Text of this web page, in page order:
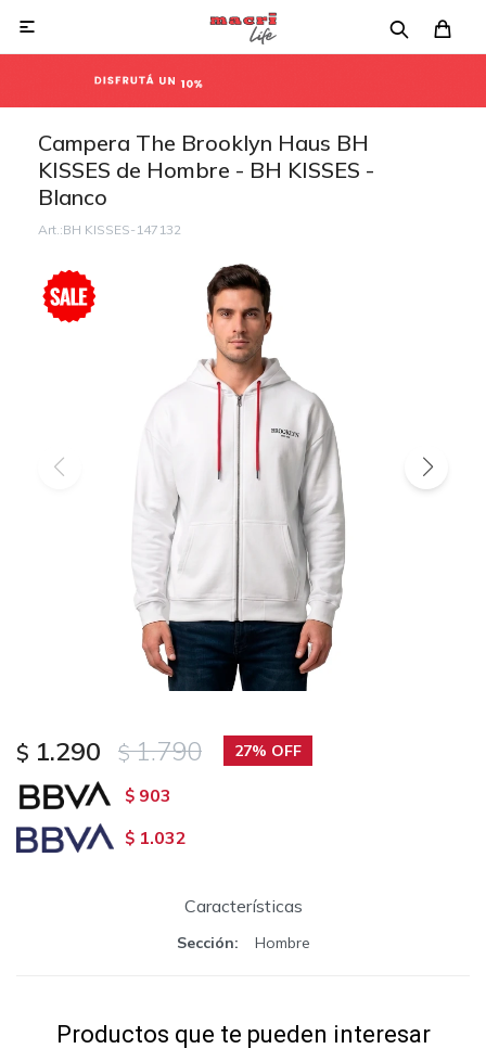

Campera The Brooklyn Haus BH
KISSES de Hombre - BH KISSES -
Blanco
BH KISSES-147132
$ 1.290 $ 1.790 27
$ 903
$ 1.032
Características
Sección Hombre
Productos que te pueden interesar